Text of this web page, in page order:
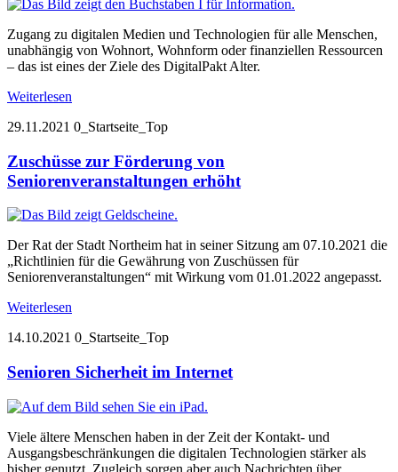
Zugang zu digitalen Medien und Technologien für alle Menschen,
unabhängig von Wohnort, Wohnform oder finanziellen Ressourcen
– das ist eines der Ziele des DigitalPakt Alter.
Weiterlesen
29.11.2021 0_Startseite_Top
Zuschüsse zur Förderung von
Seniorenveranstaltungen erhöht
Der Rat der Stadt Northeim hat in seiner Sitzung am 07.10.2021 die
„Richtlinien für die Gewährung von Zuschüssen für
Seniorenveranstaltungen“ mit Wirkung vom 01.01.2022 angepasst.
Weiterlesen
14.10.2021 0_Startseite_Top
Senioren Sicherheit im Internet
Viele ältere Menschen haben in der Zeit der Kontakt- und
Ausgangsbeschränkungen die digitalen Technologien stärker als
bisher genutzt. Zugleich sorgen aber auch Nachrichten über